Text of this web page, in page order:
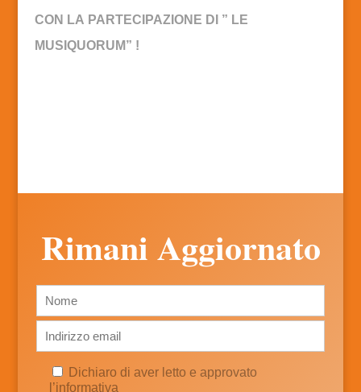
CON LA PARTECIPAZIONE DI ” LE
MUSIQUORUM” !
Rimani Aggiornato
Dichiaro di aver letto e approvato
l’informativa